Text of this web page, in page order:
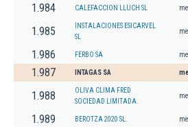
1.984 CALEFACCION LLUCH SL
1.985
INSTALACIONES ESICARVEL
SL
1.986 FERBO SA
1.987 INTAGAS SA
1.988
OLIVA CLIMA FRED
SOCIEDAD LIMITADA.
1.989 BEROTZA 2020 SL.